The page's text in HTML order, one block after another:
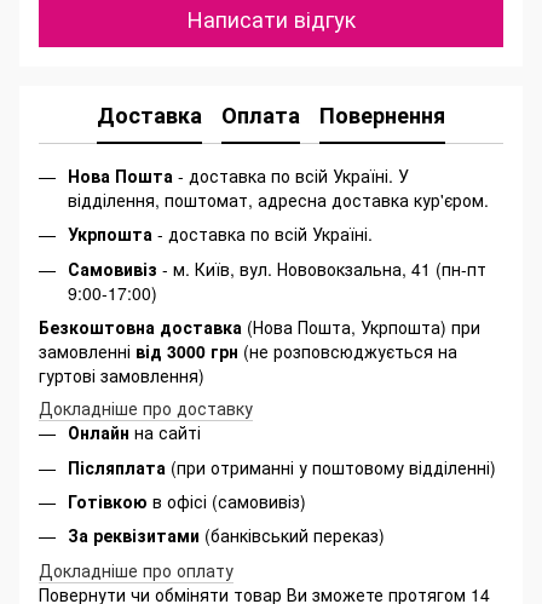
Написати відгук
Доставка Оплата Повернення
Нова Пошта - доставка по всій Україні. У
відділення, поштомат, адресна доставка кур'єром.
Укрпошта - доставка по всій Україні.
Самовивіз - м. Київ, вул. Нововокзальна, 41 (пн-пт
9:00-17:00)
Безкоштовна доставка (Нова Пошта, Укрпошта) при
замовленні від 3000 грн (не розповсюджується на
гуртові замовлення)
Докладніше про доставку
Онлайн на сайті
Післяплата (при отриманні у поштовому відділенні)
Готівкою в офісі (самовивіз)
За реквізитами (банківський переказ)
Докладніше про оплату
Повернути чи обміняти товар Ви зможете протягом 14